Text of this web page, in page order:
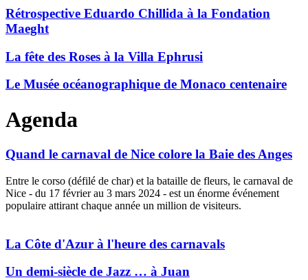
Rétrospective Eduardo Chillida à la Fondation
Maeght
La fête des Roses à la Villa Ephrusi
Le Musée océanographique de Monaco centenaire
Agenda
Quand le carnaval de Nice colore la Baie des Anges
Entre le corso (défilé de char) et la bataille de fleurs, le carnaval de
Nice - du 17 février au 3 mars 2024 - est un énorme événement
populaire attirant chaque année un million de visiteurs.
romance to enrich.
La Côte d'Azur à l'heure des carnavals
Un demi-siècle de Jazz … à Juan